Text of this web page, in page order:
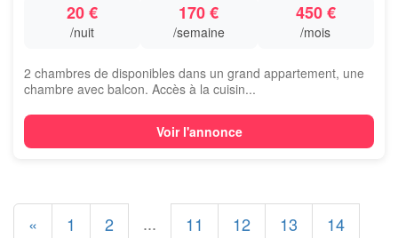
20 €
/nuit
170 €
/semaine
450 €
/mois
2 chambres de disponibles dans un grand appartement, une
chambre avec balcon. Accès à la cuisin...
Voir l'annonce
« 1 2 ... 11 12 13
14